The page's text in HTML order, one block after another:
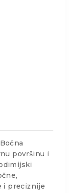
površinu i
i preciznije